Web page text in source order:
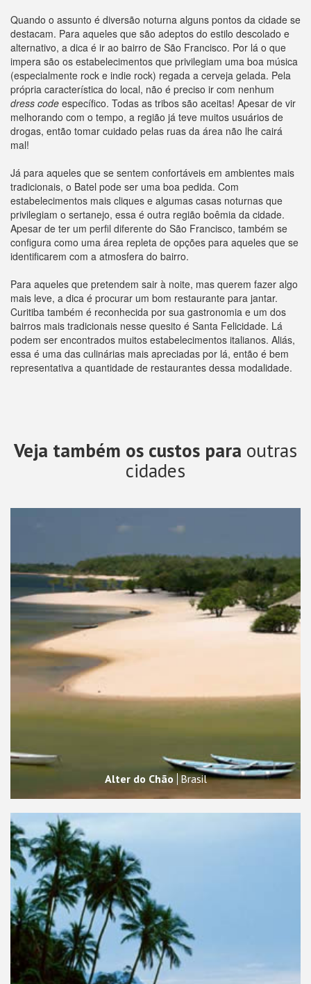
Quando o assunto é diversão noturna alguns pontos da cidade se
destacam. Para aqueles que são adeptos do estilo descolado e
alternativo, a dica é ir ao bairro de São Francisco. Por lá o que
impera são os estabelecimentos que privilegiam uma boa música
(especialmente rock e indie rock) regada a cerveja gelada. Pela
própria característica do local, não é preciso ir com nenhum
dress code específico. Todas as tribos são aceitas! Apesar de vir
melhorando com o tempo, a região já teve muitos usuários de
drogas, então tomar cuidado pelas ruas da área não lhe cairá
mal!
Já para aqueles que se sentem confortáveis em ambientes mais
tradicionais, o Batel pode ser uma boa pedida. Com
estabelecimentos mais cliques e algumas casas noturnas que
privilegiam o sertanejo, essa é outra região boêmia da cidade.
Apesar de ter um perfil diferente do São Francisco, também se
configura como uma área repleta de opções para aqueles que se
identificarem com a atmosfera do bairro.
Para aqueles que pretendem sair à noite, mas querem fazer algo
mais leve, a dica é procurar um bom restaurante para jantar.
Curitiba também é reconhecida por sua gastronomia e um dos
bairros mais tradicionais nesse quesito é Santa Felicidade. Lá
podem ser encontrados muitos estabelecimentos italianos. Aliás,
essa é uma das culinárias mais apreciadas por lá, então é bem
representativa a quantidade de restaurantes dessa modalidade.
Veja também os custos para outras
cidades
Alter do Chão Brasil